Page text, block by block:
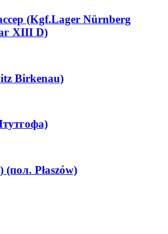
(Kgf.Lager Nürnberg
XIII D)
Birkenau)
Płaszów)